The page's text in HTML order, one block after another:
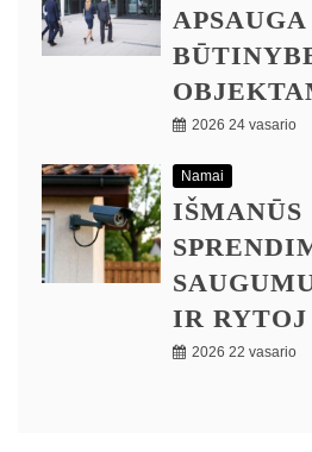
2026 24 vasario
Namai
IŠMANŪS
IR RYTOJ
2026 22 vasario